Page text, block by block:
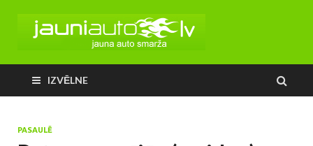
IZVĒLNE
PASAULĒ